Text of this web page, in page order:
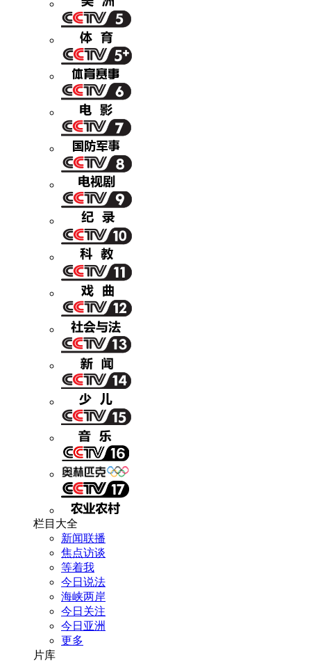
栏目大全
新闻联播
焦点访谈
等着我
今日说法
海峡两岸
今日关注
今日亚洲
更多
片库